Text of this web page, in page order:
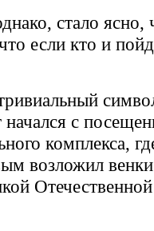
стало ясно,
если кто и
с
комплекса,
возложил